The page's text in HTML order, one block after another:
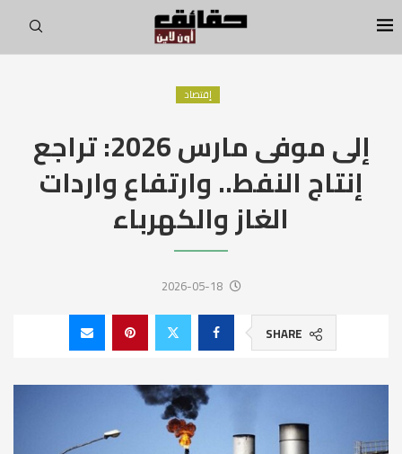
إقتصاد
إلى موفى مارس 2026: تراجع
إنتاج النفط.. وارتفاع واردات
الغاز والكهرباء
2026-05-18
SHARE